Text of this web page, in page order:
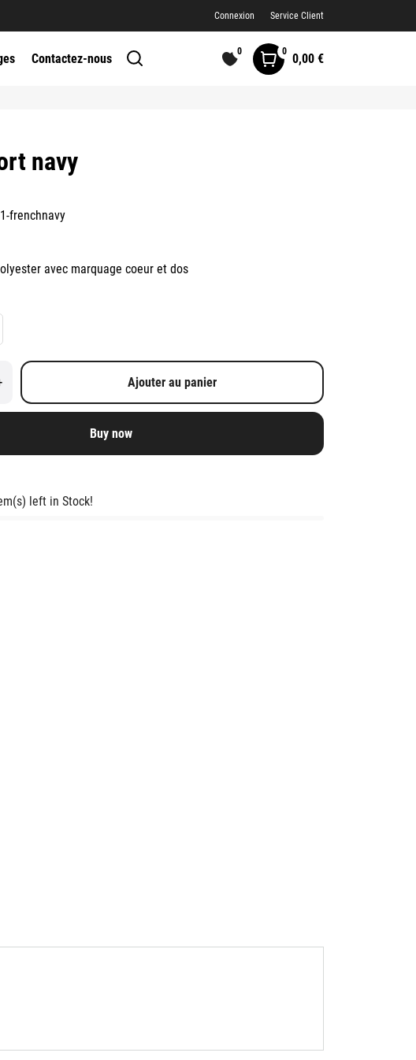
Connexion Service Client
Contactez-nous 0 0 0,00 €
navy
frenchnavy
avec marquage coeur et dos
Ajouter au panier
Buy now
left in Stock!